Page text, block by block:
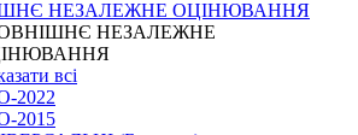
НЕЗАЛЕЖНЕ ОЦІНЮВАННЯ
НЕЗАЛЕЖНЕ
всі
2022
2015